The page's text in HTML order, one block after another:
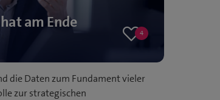
4
4
am Ende
die Daten zum Fundament vieler
zur strategischen